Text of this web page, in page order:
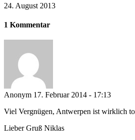
24. August 2013
1 Kommentar
Anonym 17. Februar 2014 - 17:13
Viel Vergnügen, Antwerpen ist wirklich
Lieber Gruß Niklas